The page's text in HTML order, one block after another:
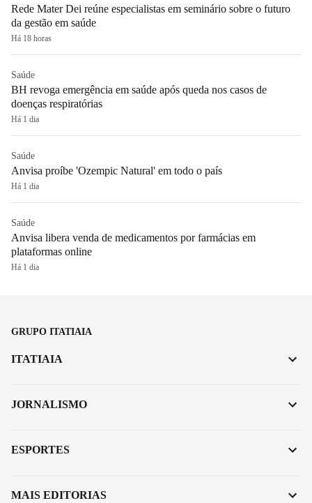
Rede Mater Dei reúne especialistas em seminário sobre o futuro
da gestão em saúde
Há 18 horas
Saúde
BH revoga emergência em saúde após queda nos casos de
doenças respiratórias
Há 1 dia
Saúde
Anvisa proíbe 'Ozempic Natural' em todo o país
Há 1 dia
Saúde
Anvisa libera venda de medicamentos por farmácias em
plataformas online
Há 1 dia
GRUPO ITATIAIA
ITATIAIA
JORNALISMO
ESPORTES
MAIS EDITORIAS